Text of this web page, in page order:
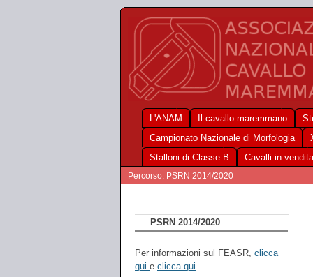
L'ANAM Il cavallo maremmano
Campionato Nazionale di Morfologia
Stalloni di Classe B
Cavalli in vendita
Percorso: PSRN 2014/2020
PSRN 2014/2020
Per informazioni sul FEASR, clicca
qui e clicca qui